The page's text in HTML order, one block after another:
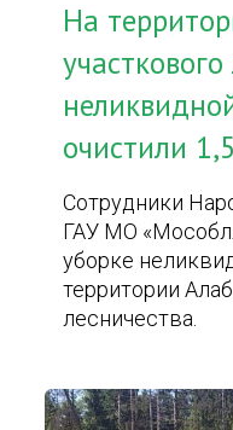
На
очистили
Сотрудники
ГАУ МО
уборке
территории
лесничества.